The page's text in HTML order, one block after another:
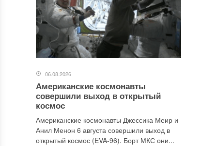
06.08.2026
Американские космонавты
совершили выход в открытый
космос
Американские космонавты Джессика Меир и
Анил Менон 6 августа совершили выход в
открытый космос (EVA-96). Борт МКС они...